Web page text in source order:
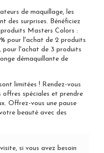
de maquillage, les
des surprises. Bénéficiez
produits Masters Colors :
pour l'achat de 2 produits
pour l'achat de 3 produits
démaquillante de
limitées ! Rendez-vous
spéciales et prendre
Offrez-vous une pause
beauté avec des
si vous avez besoin